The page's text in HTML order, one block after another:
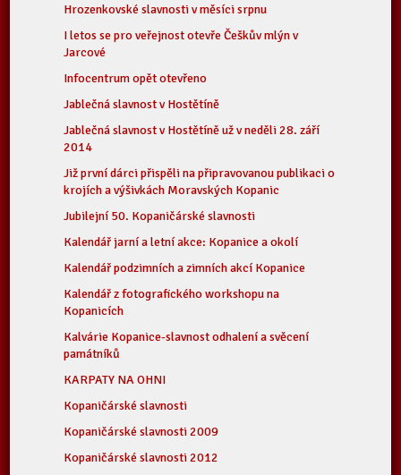
Hrozenkovské slavnosti v měsíci srpnu
I letos se pro veřejnost otevře Češkův mlýn v
Jarcové
Infocentrum opět otevřeno
Jablečná slavnost v Hostětíně
Jablečná slavnost v Hostětíně už v neděli 28. září
2014
Již první dárci přispěli na připravovanou publikaci o
krojích a výšivkách Moravských Kopanic
Jubilejní 50. Kopaničárské slavnosti
Kalendář jarní a letní akce: Kopanice a okolí
Kalendář podzimních a zimních akcí Kopanice
Kalendář z fotografického workshopu na
Kopanicích
Kalvárie Kopanice-slavnost odhalení a svěcení
památníků
KARPATY NA OHNI
Kopaničárské slavnosti
Kopaničárské slavnosti 2009
Kopaničárské slavnosti 2012